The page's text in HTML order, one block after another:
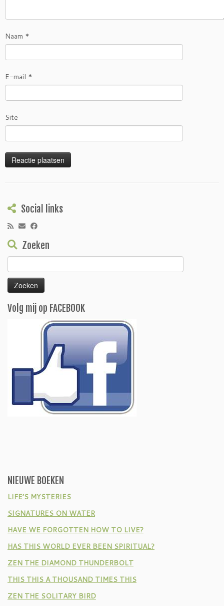
Naam *
E-mail *
Site
Social links
Zoeken
naar:
Volg mij op FACEBOOK
NIEUWE BOEKEN
LIFE’S MYSTERIES
SIGNATURES ON WATER
HAVE WE FORGOTTEN HOW TO LIVE?
HAS THIS WORLD EVER BEEN SPIRITUAL?
ZEN THE DIAMOND THUNDERBOLT
THIS THIS A THOUSAND TIMES THIS
ZEN THE SOLITARY BIRD